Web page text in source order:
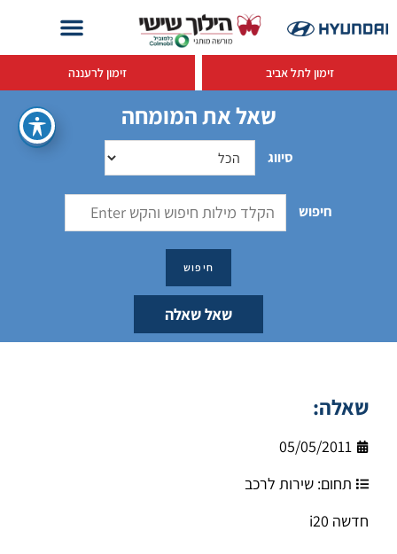
זימון לתל אביב זימון לרעננה
שאל את המומחה
סיווג
חיפוש
שאל שאלה
שאלה:
05/05/2011
תחום: שירות לרכב
חדשה i20